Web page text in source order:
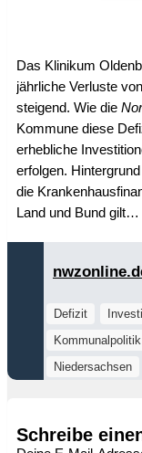
Das Klinikum
jährliche Verluste
steigend. Wie die
Kommune diese
erhebliche
erfolgen.
die
Land und Bund gilt…
Defizit
Kommunalpolitik
Niedersachsen
Schreibe